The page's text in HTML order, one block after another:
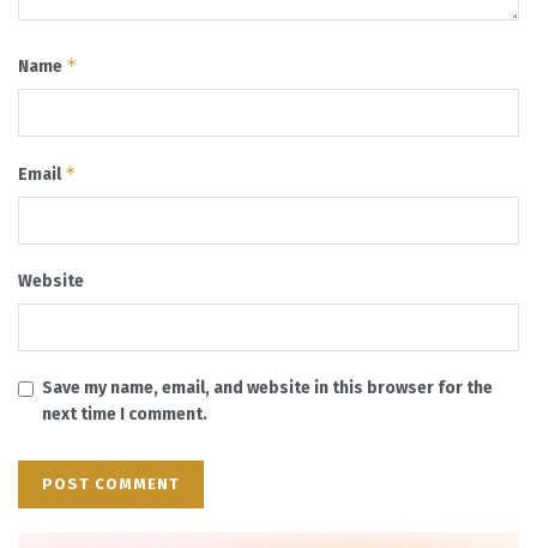
Name *
Email*
Website
Save my name, email, and website in this browser for the
next time I comment.